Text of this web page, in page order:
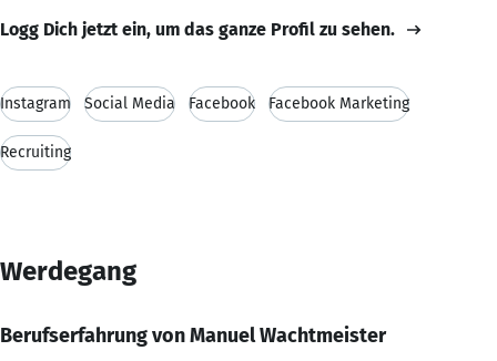
Logg Dich jetzt ein, um das ganze Profil zu sehen.
Instagram Social Media Facebook Facebook Marketing
Recruiting
Werdegang
Berufserfahrung von Manuel Wachtmeister